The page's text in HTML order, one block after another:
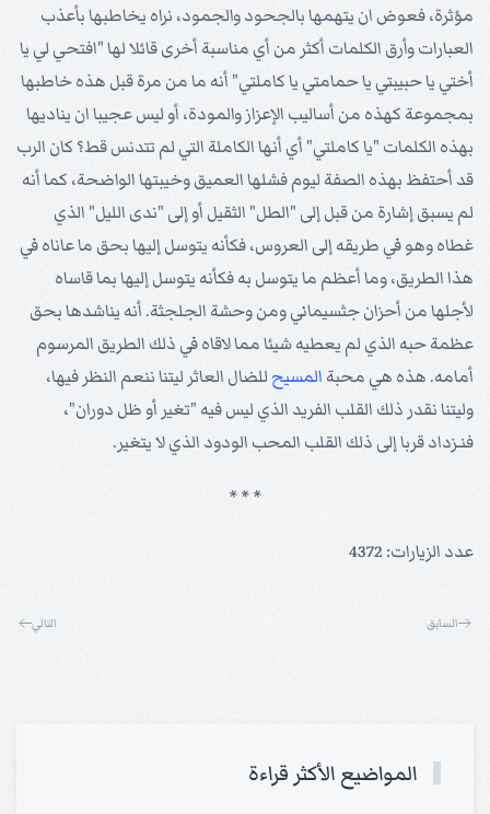
مؤثرة، فعوض ان يتهمها بالجحود والجمود، نراه يخاطبها بأعذب
العبارات وأرق الكلمات أكثر من أي مناسبة أخرى قائلا لها "افتحي لي يا
أختي يا حبيبتي يا حمامتي يا كاملتي" أنه ما من مرة قبل هذه خاطبها
بمجموعة كهذه من أساليب الإعزاز والمودة، أو ليس عجيبا ان يناديها
بهذه الكلمات "يا كاملتي" أي أنها الكاملة التي لم تتدنس قط؟ كان الرب
قد أحتفظ بهذه الصفة ليوم فشلها العميق وخيبتها الواضحة، كما أنه
لم يسبق إشارة من قبل إلى "الطل" الثقيل أو إلى "ندى الليل" الذي
غطاه وهو في طريقه إلى العروس، فكأنه يتوسل إليها بحق ما عاناه في
هذا الطريق، وما أعظم ما يتوسل به فكأنه يتوسل إليها بما قاساه
لأجلها من أحزان جثسيماني ومن وحشة الجلجثة. أنه يناشدها بحق
عظمة حبه الذي لم يعطيه شيئا مما لاقاه في ذلك الطريق المرسوم
أمامه. هذه هي محبة المسيح للضال العاثر ليتنا ننعم النظر فيها،
وليتنا نقدر ذلك القلب الفريد الذي ليس فيه "تغير أو ظل دوران"،
فنـزداد قربا إلى ذلك القلب المحب الودود الذي لا يتغير.
* * *
عدد الزيارات: 4372
السابق التالي
المواضيع الأكثر قراءة